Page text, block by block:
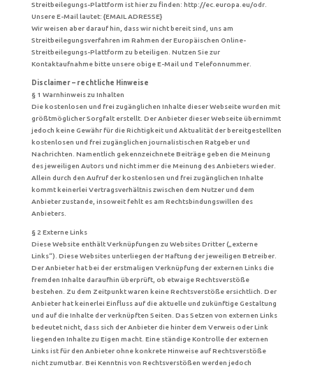
Streitbeilegungs-Plattform ist hier zu finden: http://ec.europa.eu/odr.
Unsere E-Mail lautet: {EMAIL ADRESSE}
Wir weisen aber darauf hin, dass wir nicht bereit sind, uns am
Streitbeilegungsverfahren im Rahmen der Europäischen Online-
Streitbeilegungs-Plattform zu beteiligen. Nutzen Sie zur
Kontaktaufnahme bitte unsere obige E-Mail und Telefonnummer.
Disclaimer – rechtliche Hinweise
§ 1 Warnhinweis zu Inhalten
Die kostenlosen und frei zugänglichen Inhalte dieser Webseite wurden mit
größtmöglicher Sorgfalt erstellt. Der Anbieter dieser Webseite übernimmt
jedoch keine Gewähr für die Richtigkeit und Aktualität der bereitgestellten
kostenlosen und frei zugänglichen journalistischen Ratgeber und
Nachrichten. Namentlich gekennzeichnete Beiträge geben die Meinung
des jeweiligen Autors und nicht immer die Meinung des Anbieters wieder.
Allein durch den Aufruf der kostenlosen und frei zugänglichen Inhalte
kommt keinerlei Vertragsverhältnis zwischen dem Nutzer und dem
Anbieter zustande, insoweit fehlt es am Rechtsbindungswillen des
Anbieters.
§ 2 Externe Links
Diese Website enthält Verknüpfungen zu Websites Dritter („externe
Links“). Diese Websites unterliegen der Haftung der jeweiligen Betreiber.
Der Anbieter hat bei der erstmaligen Verknüpfung der externen Links die
fremden Inhalte daraufhin überprüft, ob etwaige Rechtsverstöße
bestehen. Zu dem Zeitpunkt waren keine Rechtsverstöße ersichtlich. Der
Anbieter hat keinerlei Einfluss auf die aktuelle und zukünftige Gestaltung
und auf die Inhalte der verknüpften Seiten. Das Setzen von externen Links
bedeutet nicht, dass sich der Anbieter die hinter dem Verweis oder Link
liegenden Inhalte zu Eigen macht. Eine ständige Kontrolle der externen
Links ist für den Anbieter ohne konkrete Hinweise auf Rechtsverstöße
nicht zumutbar. Bei Kenntnis von Rechtsverstößen werden jedoch